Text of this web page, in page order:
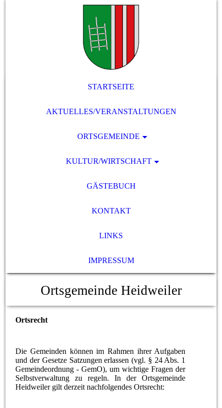
STARTSEITE
AKTUELLES/VERANSTALTUNGEN
ORTSGEMEINDE
KULTUR/WIRTSCHAFT
GÄSTEBUCH
KONTAKT
LINKS
IMPRESSUM
Ortsgemeinde Heidweiler
Ortsrecht
Die Gemeinden können im Rahmen ihrer Aufgaben
und der Gesetze Satzungen erlassen (vgl. § 24 Abs. 1
Gemeindeordnung - GemO), um wichtige Fragen der
Selbstverwaltung zu regeln. In der Ortsgemeinde
Heidweiler gilt derzeit nachfolgendes Ortsrecht: